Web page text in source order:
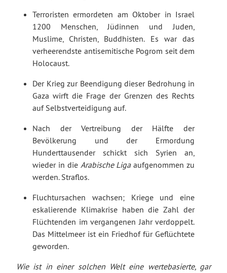
Terroristen ermordeten am Oktober in Israel
1200 Menschen, Jüdinnen und Juden,
Muslime, Christen, Buddhisten. Es war das
verheerendste antisemitische Pogrom seit dem
Holocaust.
Der Krieg zur Beendigung dieser Bedrohung in
Gaza wirft die Frage der Grenzen des Rechts
auf Selbstverteidigung auf.
Nach der Vertreibung der Hälfte der
Bevölkerung und der Ermordung
Hunderttausender schickt sich Syrien an,
wieder in die Arabische Ligaaufgenommen zu
werden. Straflos.
Fluchtursachen wachsen; Kriege und eine
eskalierende Klimakrise haben die Zahl der
Flüchtenden im vergangenen Jahr verdoppelt.
Das Mittelmeer ist ein Friedhof für Geflüchtete
geworden.
Wie ist in einer solchen Welt eine wertebasierte, gar